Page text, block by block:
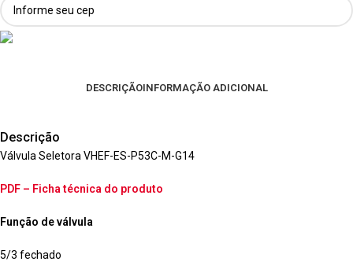
DESCRIÇÃOINFORMAÇÃO ADICIONAL
Descrição
Válvula Seletora VHEF-ES-P53C-M-G14
PDF – Ficha técnica do produto
Função de válvula
5/3 fechado